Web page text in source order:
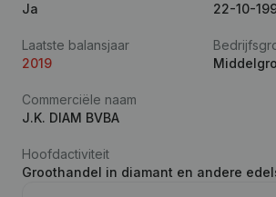
Ja
22-10-
Laatste balansjaar
2019
Commerciële naam
J.K. DIAM BVBA
Hoofdactiviteit
Groothandel in diamant en andere